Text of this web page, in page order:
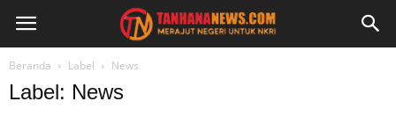
Beranda Label News
Label: News